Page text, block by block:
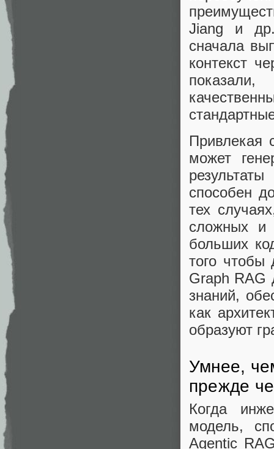
Jiang и
сначала
контекст
Привлекая
может
способен
тех
сложных и
больших
того чтобы
Graph RAG
знаний,
как
образуют
Умнее,
прежде
Когда
модель,
Agentic